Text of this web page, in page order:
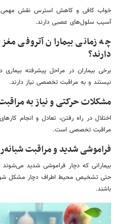
خواب کافی و کاهش استرس نقش مهمی
آسیب سلول‌های عصبی دارند.
چه زمانی بیماران آتروفی
دارند؟
برخی بیماران در مراحل پیشرفته
نیستند و به مراقبت تخصصی نیاز دارند.
مشکلات حرکتی و نیاز به
اختلال در راه رفتن، تعادل و انجام
مراقبت تخصصی است.
فراموشی شدید و مراقبت
بیمارانی که دچار فراموشی شدید
باشند.